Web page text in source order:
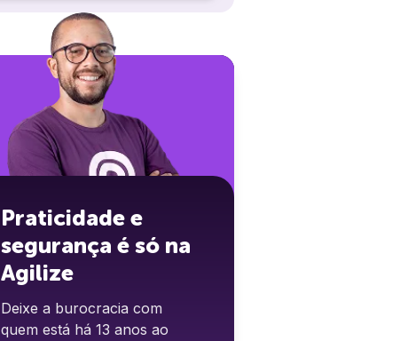
Praticidade e
segurança é só na
Agilize
Deixe a burocracia com
quem está há 13 anos ao